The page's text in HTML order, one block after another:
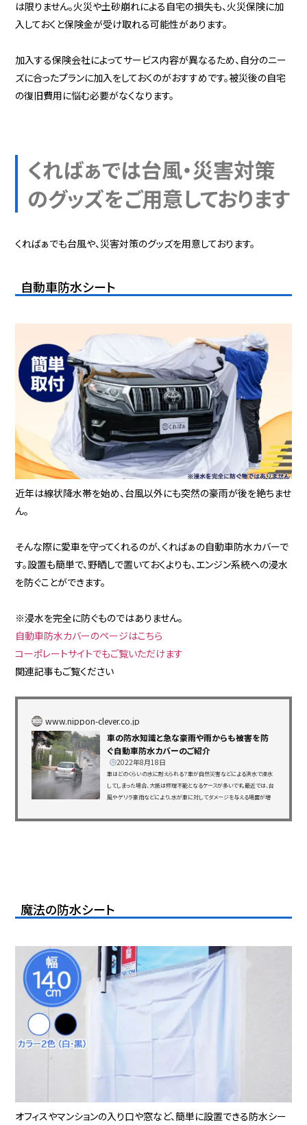
は限りません。火災や土砂崩れによる自宅の損失も、火災保険に加
入しておくと保険金が受け取れる可能性があります。
加入する保険会社によってサービス内容が異なるため、自分のニー
ズに合ったプランに加入をしておくのがおすすめです。被災後の自宅
の復旧費用に悩む必要がなくなります。
くればぁでは台風・災害対策
のグッズをご用意しております
くればぁでも台風や、災害対策のグッズを用意しております。
自動車防水シート
近年は線状降水帯を始め、台風以外にも突然の豪雨が後を絶ちませ
ん。
そんな際に愛車を守ってくれるのが、くればぁの自動車防水カバーで
す。設置も簡単で、野晒しで置いておくよりも、エンジン系統への浸水
を防ぐことができます。
※浸水を完全に防ぐものではありません。
自動車防水カバーのページはこちら
コーポレートサイトでもご覧いただけます
関連記事もご覧ください
www.nippon-clever.co.jp
車の防水知識と急な豪雨や雨からも被害を防
ぐ自動車防水カバーのご紹介
2022年8月18日
車はどのくらいの水に耐えられる？車が自然災害などによる洪水で浸水
してしまった場合、大抵は修理不能となるケースが多いです。最近では、台
風やゲリラ豪雨などにより、水が車に対してダメージを与える場面が増
か？エンジンのエアクリーナーに入っ...
魔法の防水シート
オフィスやマンションの入り口や窓など、簡単に設置できる防水シー